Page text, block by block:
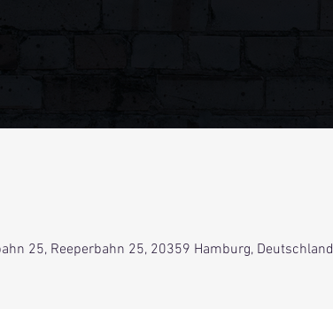
25, Reeperbahn 25, 20359 Hamburg, Deutschland